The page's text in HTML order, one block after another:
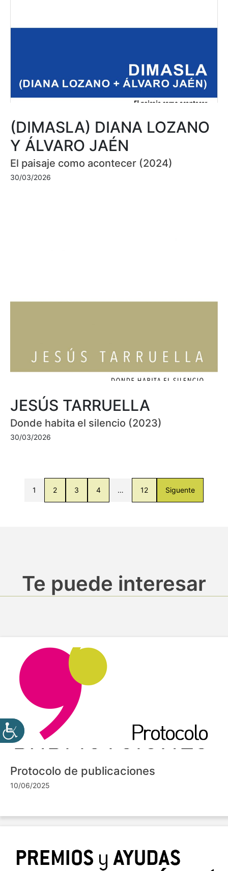
(DIMASLA) DIANA LOZANO
Y ÁLVARO JAÉN
El paisaje como acontecer (2024)
30/03/2026
JESÚS TARRUELLA
Donde habita el silencio (2023)
30/03/2026
1 2 3 4 … 12 Siguente
Te puede interesar
Protocolo de publicaciones
10/06/2025